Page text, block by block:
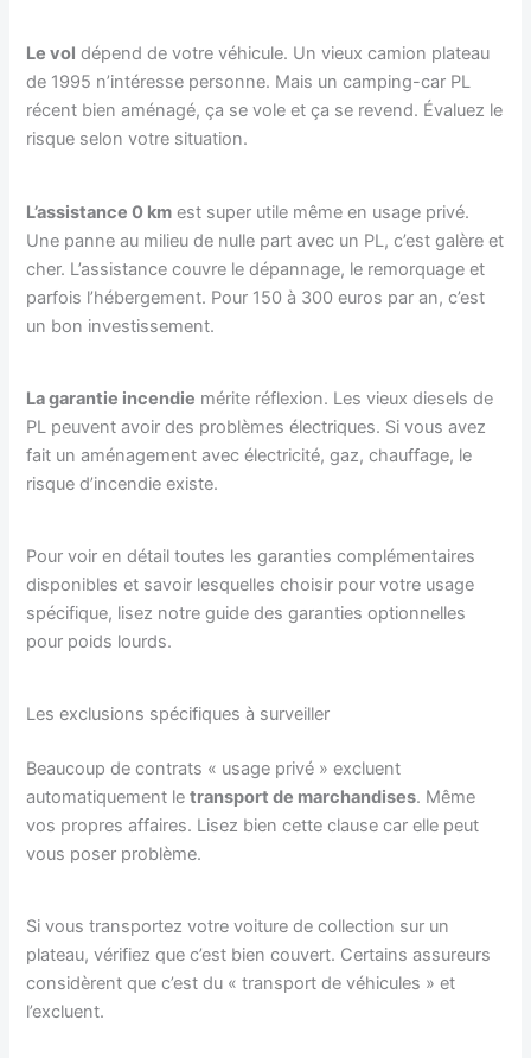
Le vol dépend de votre véhicule. Un vieux camion plateau
de 1995 n’intéresse personne. Mais un camping-car PL
récent bien aménagé, ça se vole et ça se revend. Évaluez le
risque selon votre situation.
L’assistance 0 km est super utile même en usage privé.
Une panne au milieu de nulle part avec un PL, c’est galère et
cher. L’assistance couvre le dépannage, le remorquage et
parfois l’hébergement. Pour 150 à 300 euros par an, c’est
un bon investissement.
La garantie incendie mérite réflexion. Les vieux diesels de
PL peuvent avoir des problèmes électriques. Si vous avez
fait un aménagement avec électricité, gaz, chauffage, le
risque d’incendie existe.
Pour voir en détail toutes les garanties complémentaires
disponibles et savoir lesquelles choisir pour votre usage
spécifique, lisez notre guide des garanties optionnelles
pour poids lourds.
Les exclusions spécifiques à surveiller
Beaucoup de contrats « usage privé » excluent
automatiquement letransport de marchandises. Même
vos propres affaires. Lisez bien cette clause car elle peut
vous poser problème.
Si vous transportez votre voiture de collection sur un
plateau, vérifiez que c’est bien couvert. Certains assureurs
considèrent que c’est du « transport de véhicules » et
l’excluent.